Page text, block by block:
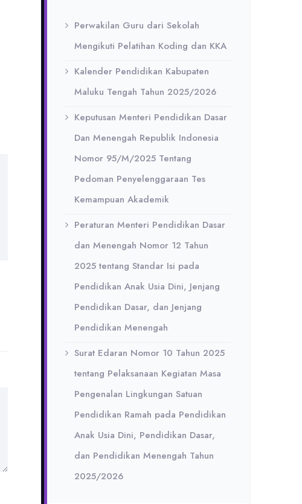
Perwakilan Guru dari Sekolah
Mengikuti Pelatihan Koding dan KKA
Kalender Pendidikan Kabupaten
Maluku Tengah Tahun 2025/2026
Keputusan Menteri Pendidikan Dasar
Dan Menengah Republik Indonesia
Nomor 95/M/2025 Tentang
Pedoman Penyelenggaraan Tes
Kemampuan Akademik
Peraturan Menteri Pendidikan Dasar
dan Menengah Nomor 12 Tahun
2025 tentang Standar Isi pada
Pendidikan Anak Usia Dini, Jenjang
Pendidikan Dasar, dan Jenjang
Pendidikan Menengah
Surat Edaran Nomor 10 Tahun 2025
tentang Pelaksanaan Kegiatan Masa
Pengenalan Lingkungan Satuan
Pendidikan Ramah pada Pendidikan
Anak Usia Dini, Pendidikan Dasar,
dan Pendidikan Menengah Tahun
2025/2026